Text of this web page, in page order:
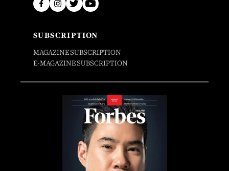
SUBSCRIPTION
MAGAZINE SUBSCRIPTION
E-MAGAZINE SUBSCRIPTION